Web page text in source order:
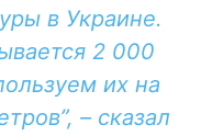
в Украине.
2 000
их на
– сказал